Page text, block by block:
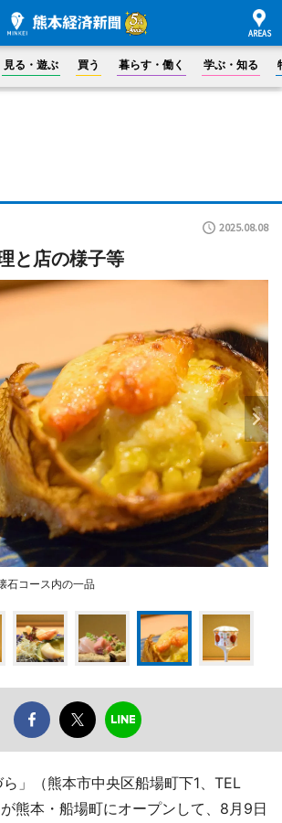
見る・遊ぶ 買う 暮らす・働く 学ぶ・知る
2025.08.08
と店の様子等
石コース内の一品
」（熊本市中央区船場町下1、TEL
熊本・船場町にオープンして、8月9日